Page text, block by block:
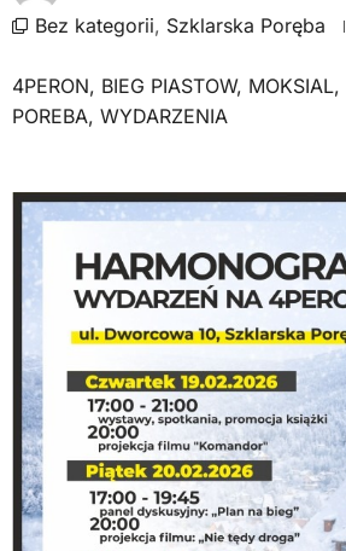
Bez kategorii, Szklarska Poręba
4PERON, BIEG PIASTOW, MOKSIAL,
POREBA, WYDARZENIA